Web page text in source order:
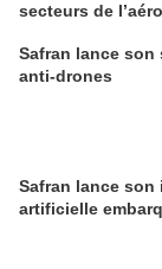
secteurs de
Safran lance son
anti-drones
Safran lance
artificielle